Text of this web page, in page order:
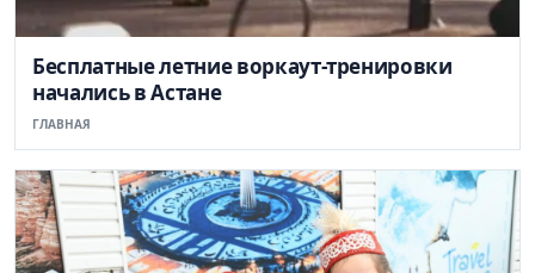
Бесплатные летние воркаут-тренировки
начались в Астане
ГЛАВНАЯ